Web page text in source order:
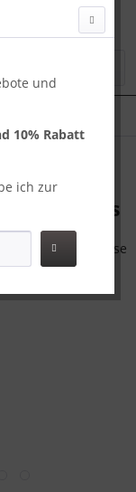
L
Anschluss
und
10% Rabatt
ich zur